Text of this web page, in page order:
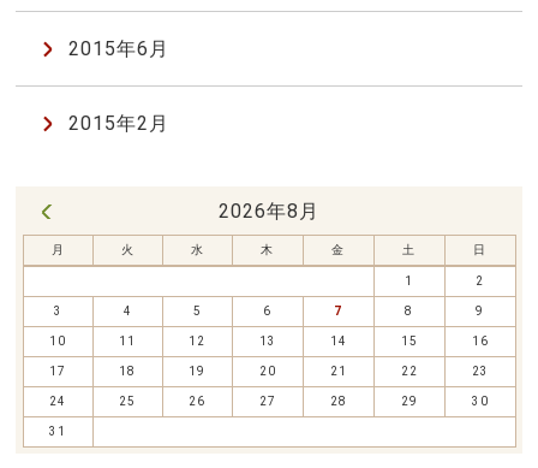
2015年6月
2015年2月
2026年8月
月 火 水 木 金 土 日
1 2
3 4 5 6 7 8 9
10 11 12 13 14 15 16
17 18 19 20 21 22 23
24 25 26 27 28 29 30
31